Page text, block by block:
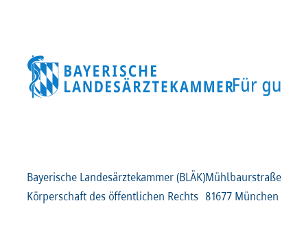
Bayerische Landesärztekammer (BLÄK)
Körperschaft des öffentlichen Rechts
Mühlbaurstraße
81677 München